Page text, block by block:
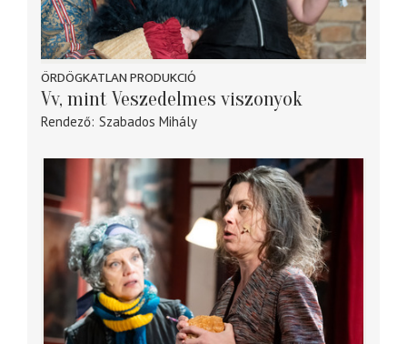
ÖRDÖGKATLAN PRODUKCIÓ
Vv, mint Veszedelmes viszonyok
Rendező Szabados Mihály